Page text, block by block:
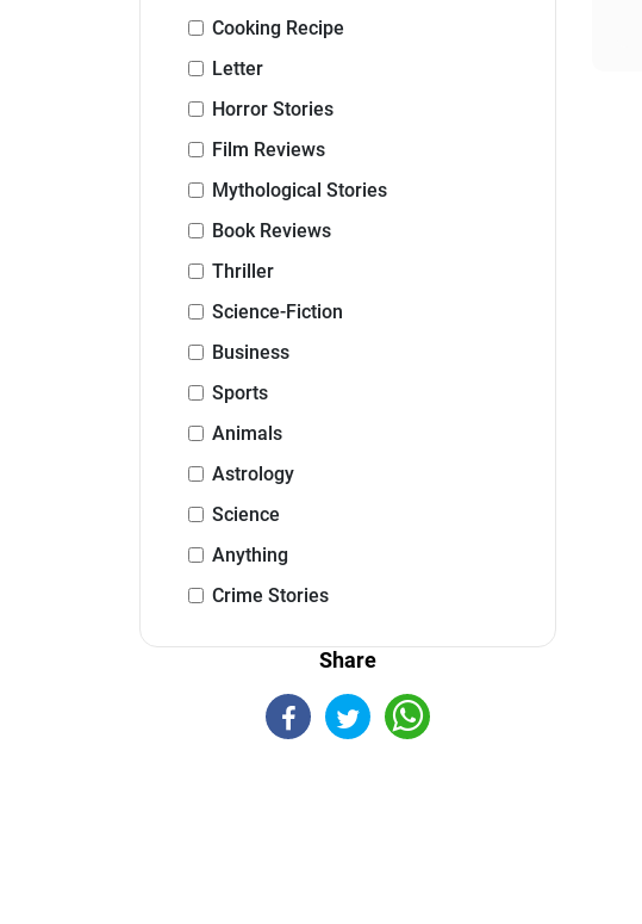
Cooking Recipe
Letter
Horror Stories
Film Reviews
Mythological Stories
Book Reviews
Thriller
Science-Fiction
Business
Sports
Animals
Astrology
Science
Anything
Crime Stories
Share